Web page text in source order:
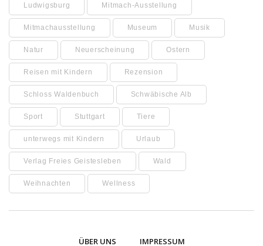
Ludwigsburg Mitmach-Ausstellung
Mitmachausstellung Museum Musik
Natur Neuerscheinung Ostern
Reisen mit Kindern Rezension
Schloss Waldenbuch Schwäbische Alb
Sport Stuttgart Tiere
unterwegs mit Kindern Urlaub
Verlag Freies Geistesleben Wald
Weihnachten Wellness
ÜBER UNS IMPRESSUM